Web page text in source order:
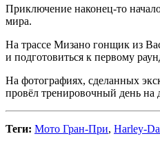
Приключение наконец-то
мира.
На трассе Мизано гонщик из
и подготовиться к первому
На фотографиях, сделанных
провёл тренировочный день
Теги: Мото Гран-При, Harley-